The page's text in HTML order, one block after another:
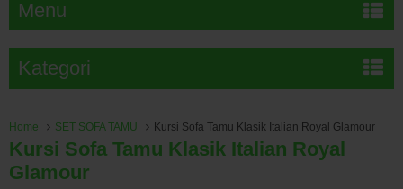
Menu
Kategori
Home SET SOFA TAMU Kursi Sofa Tamu Klasik Italian Royal Glamour
Kursi Sofa Tamu Klasik Italian Royal
Glamour